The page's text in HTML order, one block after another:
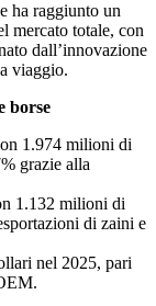
ha raggiunto un
mercato totale, con
dall’innovazione
viaggio.
borse
1.974 milioni di
grazie alla
1.132 milioni di
di zaini e
nel 2025, pari